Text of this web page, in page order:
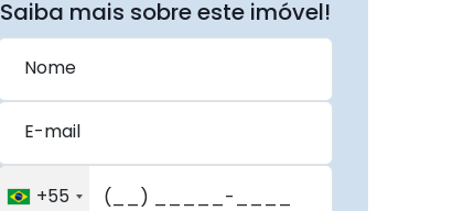
Saiba mais sobre este imóvel!
Nome
E-mail
+55